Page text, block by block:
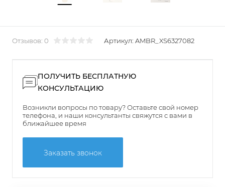
Отзывов: 0 Артикул: AMBR_XS6327082
ПОЛУЧИТЬ БЕСПЛАТНУЮ
КОНСУЛЬТАЦИЮ
Возникли вопросы по товару? Оставьте свой номер
телефона, и наши консультанты свяжутся с вами в
ближайшее время
Заказать звонок